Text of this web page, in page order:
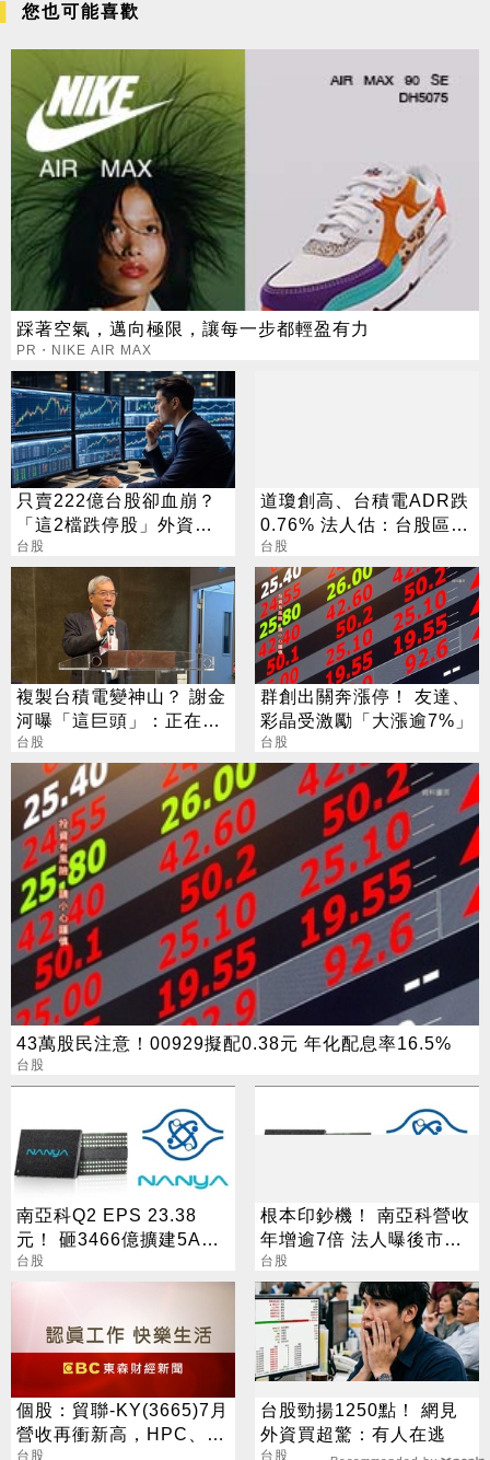
您也可能喜歡
踩著空氣，邁向極限，讓每一步都輕盈有力
PR・NIKE AIR MAX
只賣222億台股卻血崩？
「這2檔跌停股」外資買
最多
台股
道瓊創高、台積電ADR跌
0.76% 法人估：台股區間
震盪
台股
複製台積電變神山？ 謝金
河曝「這巨頭」：正在轉
大人
台股
群創出關奔漲停！ 友達、
彩晶受激勵「大漲逾7%」
台股
43萬股民注意！00929擬配0.38元 年化配息率16.5%
台股
南亞科Q2 EPS 23.38
元！ 砸3466億擴建5A新
廠 今年資本支出增至697
台股
根本印鈔機！ 南亞科營收
年增逾7倍 法人曝後市觀
察4指標
台股
個股：貿聯-KY(3665)7月
營收再衝新高，HPC、半
台股
台股勁揚1250點！ 網見
外資買超驚：有人在逃
台股